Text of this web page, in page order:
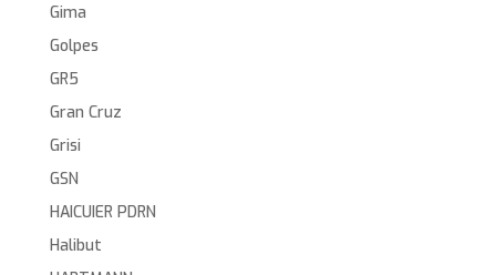
Gima
Golpes
GR5
Gran Cruz
Grisi
GSN
HAICUIER PDRN
Halibut